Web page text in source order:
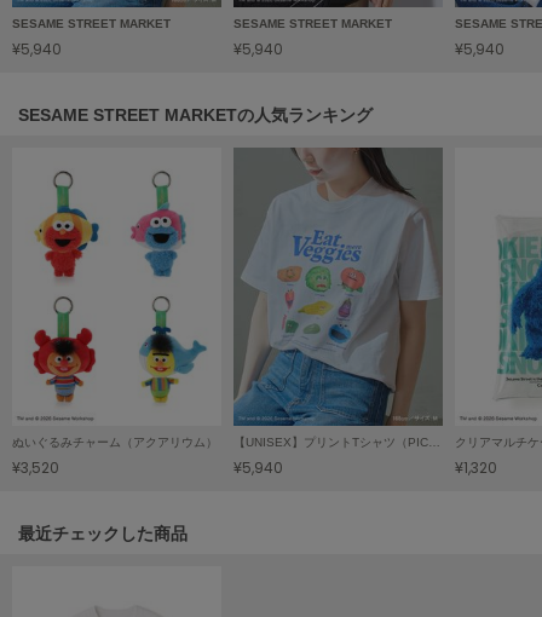
HOKA ONEONE
ホカ オネオネ
キーン
LAATO
ラート
ル
le coq sportif
ルコックスポルティフ
LeSportsac
LILY BROWN
LILY BROWN Lingerie
SESAME STREET MARKET
¥5,940
SESAME STREET MARKET
¥5,940
SESAME
¥5,940
SESAME STREET MARKETの人気ランキング
ぬいぐるみチャーム（アクアリウム）
¥3,520
【UNISEX】プリントTシャツ（PICNIC）
¥5,940
クリアマルチ
¥1,320
関連記事
最近チェックした商品